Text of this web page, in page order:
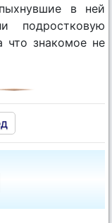
в ней
подростковую
что знакомое не